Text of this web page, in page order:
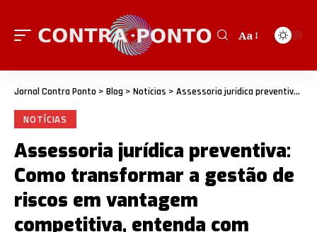
Aa
Jornal Contra Ponto > Blog > Notícias > Assessoria jurídica preventiva: Como transformar a gestão de riscos em vantagem competitiva, entenda com Gilmar Stelo
NOTÍCIAS
Assessoria jurídica preventiva:
Como transformar a gestão de
riscos em vantagem
competitiva, entenda com